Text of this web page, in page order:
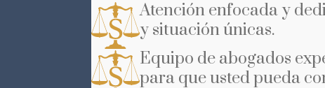
Atención enfocada y
y situación únicas.
Equipo de abogados
para que usted pueda